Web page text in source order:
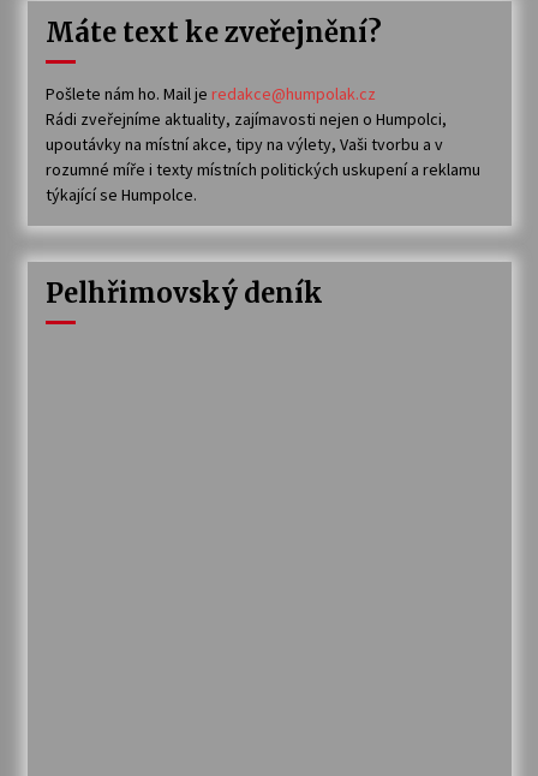
Máte text ke zveřejnění?
Pošlete nám ho. Mail je redakce@humpolak.cz
Rádi zveřejníme aktuality, zajímavosti nejen o Humpolci,
upoutávky na místní akce, tipy na výlety, Vaši tvorbu a v
rozumné míře i texty místních politických uskupení a reklamu
týkající se Humpolce.
Pelhřimovský deník